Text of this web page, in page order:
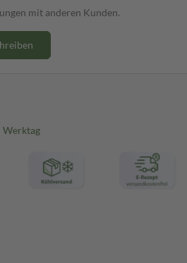
mit anderen Kunden.
Werktag